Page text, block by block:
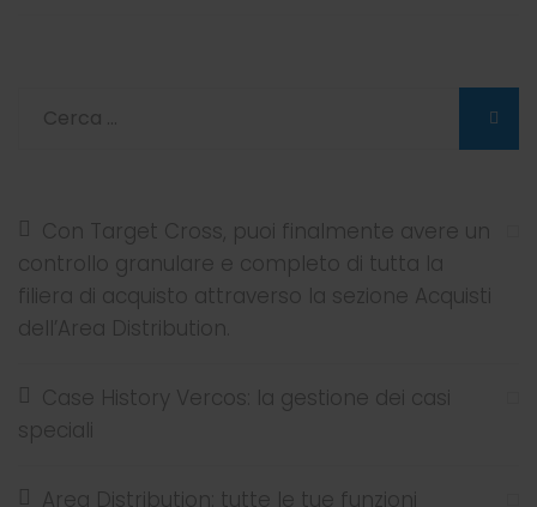
Con Target Cross, puoi finalmente avere un
controllo granulare e completo di tutta la
filiera di acquisto attraverso la sezione Acquisti
dell’Area Distribution.
Case History Vercos: la gestione dei casi
speciali
Area Distribution: tutte le tue funzioni